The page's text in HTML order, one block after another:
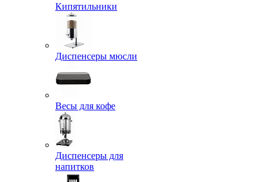
Кипятильники
Диспенсеры мюсли
Весы для кофе
Диспенсеры для
напитков